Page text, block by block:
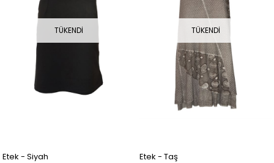
TÜKENDI
Etek - Siyah
TÜKENDI
Etek - Taş